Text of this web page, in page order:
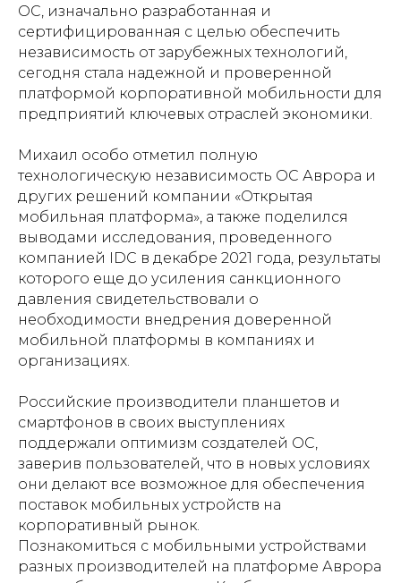
ОС, изначально разработанная и
сертифицированная с целью обеспечить
независимость от зарубежных технологий,
сегодня стала надежной и проверенной
платформой корпоративной мобильности для
предприятий ключевых отраслей экономики.
Михаил особо отметил полную
технологическую независимость ОС Аврора и
других решений компании «Открытая
мобильная платформа», а также поделился
выводами исследования, проведенного
компанией IDC в декабре 2021 года, результаты
которого еще до усиления санкционного
давления свидетельствовали о
необходимости внедрения доверенной
мобильной платформы в компаниях и
организациях.
Российские производители планшетов и
смартфонов в своих выступлениях
поддержали оптимизм создателей ОС,
заверив пользователей, что в новых условиях
они делают все возможное для обеспечения
поставок мобильных устройств на
корпоративный рынок.
Познакомиться с мобильными устройствами
разных производителей на платформе Аврора